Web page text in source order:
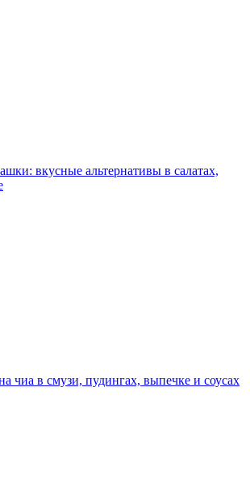
вкусные альтернативы в салатах,
чиа в смузи, пудингах, выпечке и соусах